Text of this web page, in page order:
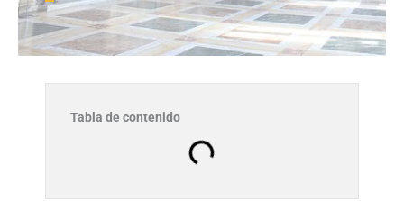
Tabla de contenido